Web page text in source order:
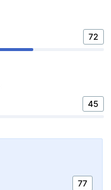
72
45
77